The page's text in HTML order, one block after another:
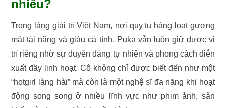
nhiêu?
Trong làng giải trí Việt Nam, nơi quy tụ hàng loạt gương
mặt tài năng và giàu cá tính, Puka vẫn luôn giữ được vị
trí riêng nhờ sự duyên dáng tự nhiên và phong cách diễn
xuất đầy linh hoạt. Cô không chỉ được biết đến như một
“hotgirl làng hài” mà còn là một nghệ sĩ đa năng khi hoạt
động song song ở nhiều lĩnh vực như phim ảnh, sân